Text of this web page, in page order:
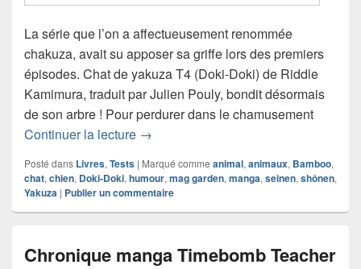
La série que l’on a affectueusement renommée
chakuza, avait su apposer sa griffe lors des premiers
épisodes. Chat de yakuza T4 (Doki-Doki) de Riddle
Kamimura, traduit par Julien Pouly, bondit désormais
de son arbre ! Pour perdurer dans le chamusement
Continuer la lecture Chronique manga Chat de yakuza T4
→
Posté dans Livres, Tests | Marqué comme animal, animaux, Bamboo,
chat, chien, Doki-Doki, humour, mag garden, manga, seinen, shônen,
Yakuza | Publier un commentaire
Chronique manga Timebomb Teacher